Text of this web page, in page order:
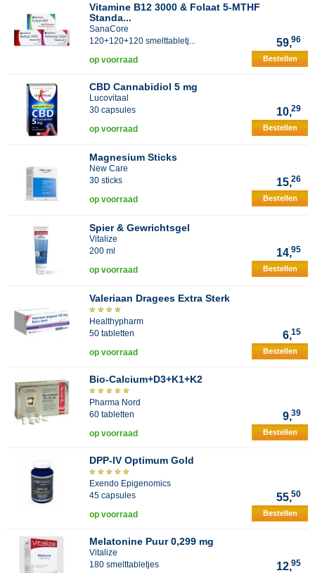
Vitamine B12 3000 & Folaat 5-MTHF
Standa...
SanaCore
120+120+120 smelttabletj...
59,96
op voorraad Bestellen
CBD Cannabidiol 5 mg
Lucovitaal
30 capsules
10,29
op voorraad Bestellen
Magnesium Sticks
New Care
30 sticks
15,26
op voorraad Bestellen
Spier & Gewrichtsgel
Vitalize
200 ml
14,95
op voorraad Bestellen
Valeriaan Dragees Extra Sterk
Healthypharm
50 tabletten
6,15
op voorraad Bestellen
Bio-Calcium+D3+K1+K2
Pharma Nord
60 tabletten
9,39
op voorraad Bestellen
DPP-IV Optimum Gold
Exendo Epigenomics
45 capsules
55,50
op voorraad Bestellen
Melatonine Puur 0,299 mg
Vitalize
180 smelttabletjes
12,95